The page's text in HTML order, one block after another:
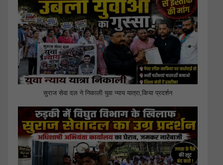
सुराज सेवा दल ने निकाली युवा न्याय यात्रा,किया प्रदर्शन